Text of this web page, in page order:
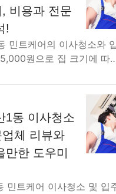
비용과 전문
!
민트케어의 이사청소와
원으로 집 크기에 따
1동 이사청소
체 리뷰와
한 도우미
민트케어 이사청소 및 입